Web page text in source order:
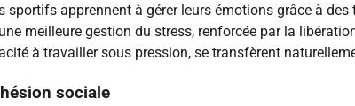
sportifs apprennent à gérer leurs émotions grâce à
meilleure gestion du stress, renforcée par la
à travailler sous pression, se transfèrent
sociale